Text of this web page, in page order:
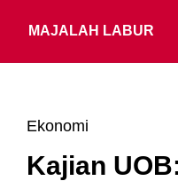
MAJALAH LABUR
Ekonomi
Kajian